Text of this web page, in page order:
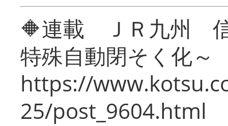
🔶連載 ＪＲ九州 信
特殊自動閉そく化～
https://
25/post_9604.html